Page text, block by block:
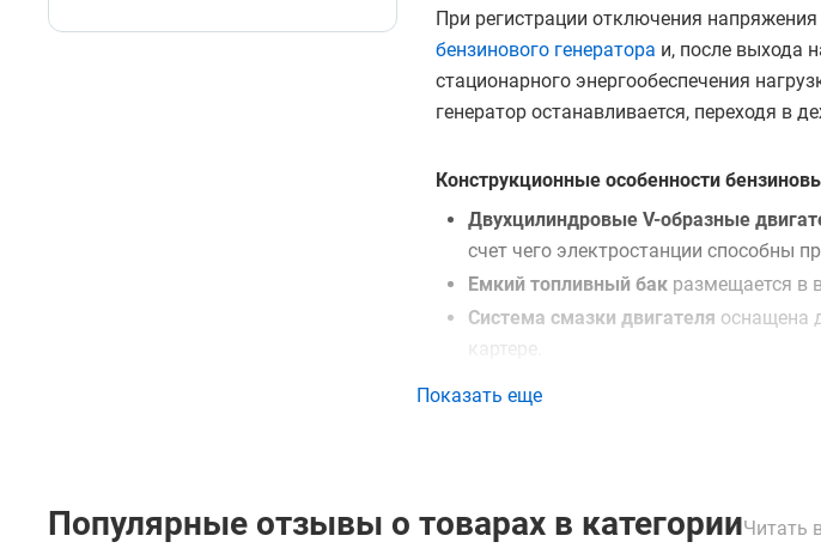
При регистрации отключения
бензинового генератора и, после выхода
стационарного энергообеспечения
генератор останавливается, переходя в
Конструкционные особенности
Двухцилиндровые V-образные
счет чего электростанции способны
Емкий топливный бак размещается в
Система смазки двигателя оснащена
картере.
подключение и бытового, и силового
изделия вы можете в нашеммагазине,
Показать еще
Популярные отзывы о товарах в категорииЧитать